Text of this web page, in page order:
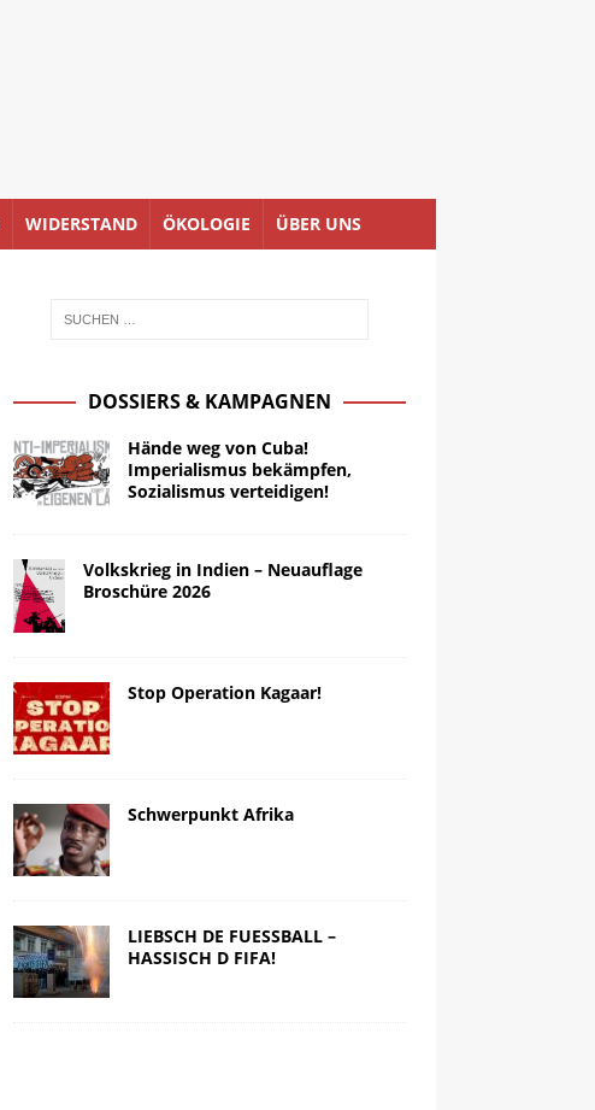
WIDERSTAND ÖKOLOGIE ÜBER UNS
DOSSIERS & KAMPAGNEN
Hände weg von Cuba!
Imperialismus bekämpfen,
Sozialismus verteidigen!
Volkskrieg in Indien – Neuauflage
Broschüre 2026
Stop Operation Kagaar!
Schwerpunkt Afrika
LIEBSCH DE FUESSBALL –
HASSISCH D FIFA!